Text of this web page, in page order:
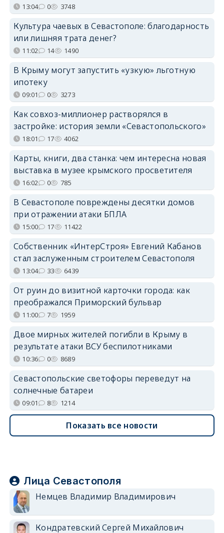
13:04 0 3748
Культура чаевых в Севастополе: благодарность
или лишняя трата денег?
11:02 14 1490
В Крыму могут запустить «узкую» льготную
ипотеку
09:01 0 3273
Как совхоз-миллионер растворялся в
застройке: история земли «Севастопольского»
18:01 17 4062
Карты, книги, два станка: чем интересна новая
выставка в музее крымского просветителя
16:02 0 785
В Севастополе повреждены десятки домов
при отражении атаки БПЛА
15:00 17 11422
Собственник «ИнтерСтроя» Евгений Кабанов
стал заслуженным строителем Севастополя
13:04 33 6439
От руин до визитной карточки города: как
преображался Приморский бульвар
11:00 7 1959
Двое мирных жителей погибли в Крыму в
результате атаки ВСУ беспилотниками
10:36 0 8689
Севастопольские светофоры переведут на
солнечные батареи
09:01 8 1214
Показать все новости
Лица Севастополя
Немцев Владимир Владимирович
Кондратевский Сергей Михайлович